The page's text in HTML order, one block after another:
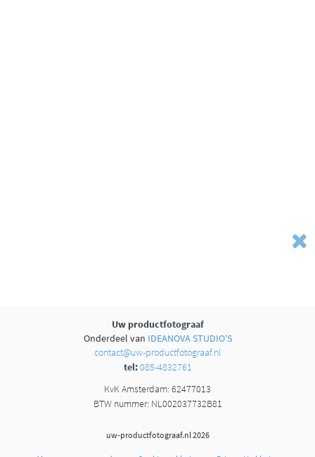
Uw productfotograaf
Onderdeel van IDEANOVA STUDIO'S
contact@uw-productfotograaf.nl
tel:085-4832761
KvK Amsterdam: 62477013
BTW nummer: NL002037732B81
uw-productfotograaf.nl 2026